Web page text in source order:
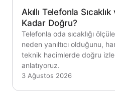
Akıllı Telefonla
Kadar Doğru?
Telefonla oda sıcaklığı
neden yanıltıcı olduğunu,
teknik hacimlerde doğru
anlatıyoruz.
3 Ağustos 2026